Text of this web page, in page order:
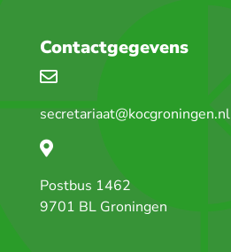
Contactgegevens
secretariaat@kocgroningen.nl
Postbus 1462
9701 BL Groningen